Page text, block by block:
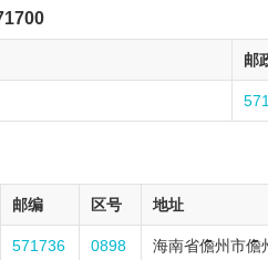
邮
邮编 区号 地址
571736 0898 海南省儋州市儋